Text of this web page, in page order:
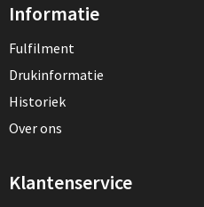
Informatie
Fulfilment
Drukinformatie
Historiek
Over ons
Klantenservice